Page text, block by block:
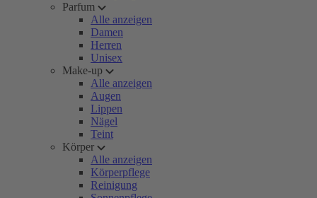
Parfum
Alle anzeigen
Damen
Herren
Unisex
Make-up
Alle anzeigen
Augen
Lippen
Nägel
Teint
Körper
Alle anzeigen
Körperpflege
Reinigung